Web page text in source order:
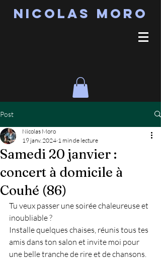
Nicolas MORO
Post
Samedi 20 janvier :
concert à domicile à
Couhé (86)
Nicolas Moro
19 janv. 2024 1 min de lecture
Tu veux passer une soirée chaleureuse et
inoubliable ?
Installe quelques chaises, réunis tous tes
amis dans ton salon et invite moi pour
une belle tranche de rire et de chansons.